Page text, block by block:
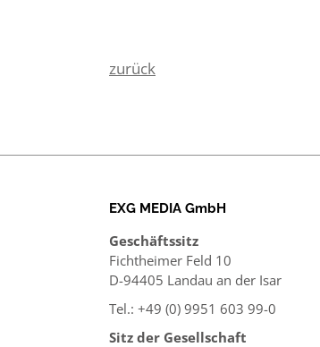
zurück
EXG MEDIA GmbH
Geschäftssitz
Fichtheimer Feld 10
D-94405 Landau an der Isar
Tel.: +49 (0) 9951 603 99-0
Sitz der Gesellschaft